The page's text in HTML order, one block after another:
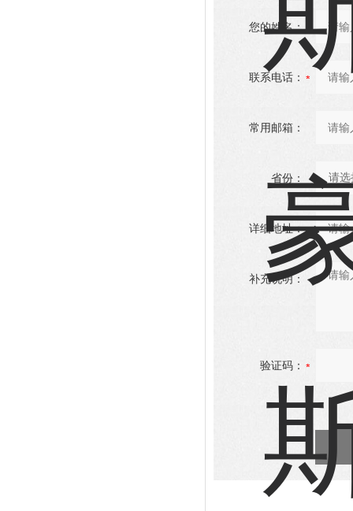
您的姓名：
联系电话：
常用邮箱：
省份：
详细地址：
补充说明：
验证码：